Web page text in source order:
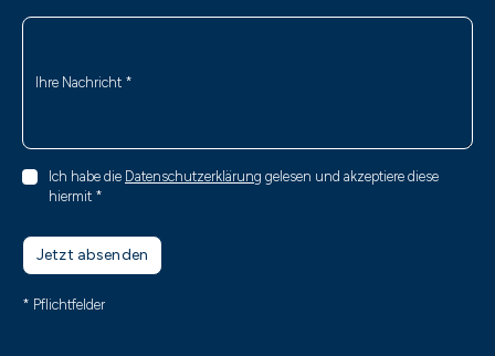
Ihre Nachricht *
Ich habe die Datenschutzerklärung gelesen und akzeptiere diese
hiermit *
Jetzt absenden
* Pflichtfelder